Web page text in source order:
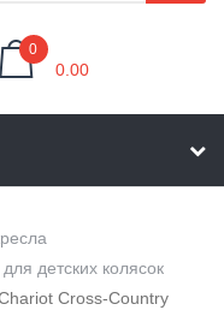
0
0.00
детских колясок
Cross-Country